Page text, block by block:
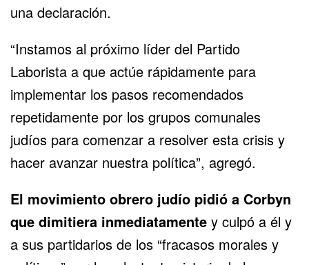
una declaración.
“Instamos al próximo líder del Partido
Laborista a que actúe rápidamente para
implementar los pasos recomendados
repetidamente por los grupos comunales
judíos para comenzar a resolver esta crisis y
hacer avanzar nuestra política”, agregó.
El movimiento obrero judío pidió a Corbyn
que dimitiera inmediatamente y culpó a él y
a sus partidarios de los “fracasos morales y